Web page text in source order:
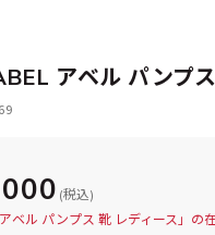
アベル パンプ
(税込)
ベル パンプス 靴 レディース」の